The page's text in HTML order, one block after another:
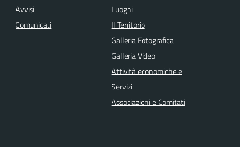
Avvisi
Comunicati
Luoghi
Il Territorio
Galleria Fotografica
Galleria Video
Attività economiche e
Servizi
Associazioni e Comitati